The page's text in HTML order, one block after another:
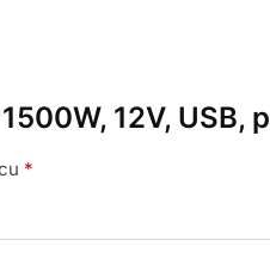
12V, USB,
*